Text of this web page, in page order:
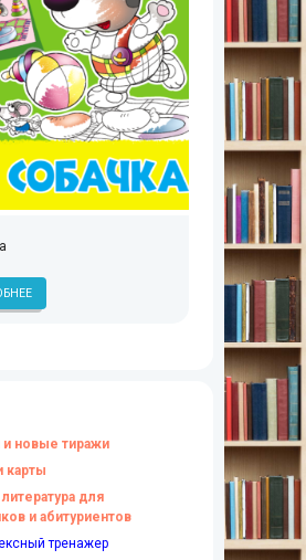
и новые тиражи
карты
для
и абитуриентов
тренажер